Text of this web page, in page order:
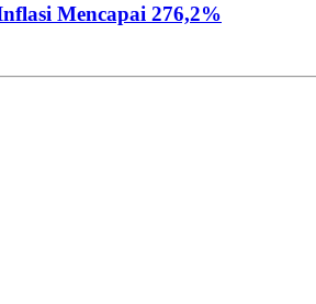
Mencapai 276,2%